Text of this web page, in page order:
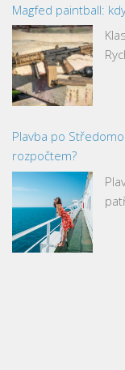
Magfed paintball:
Plavba po
rozpočtem?